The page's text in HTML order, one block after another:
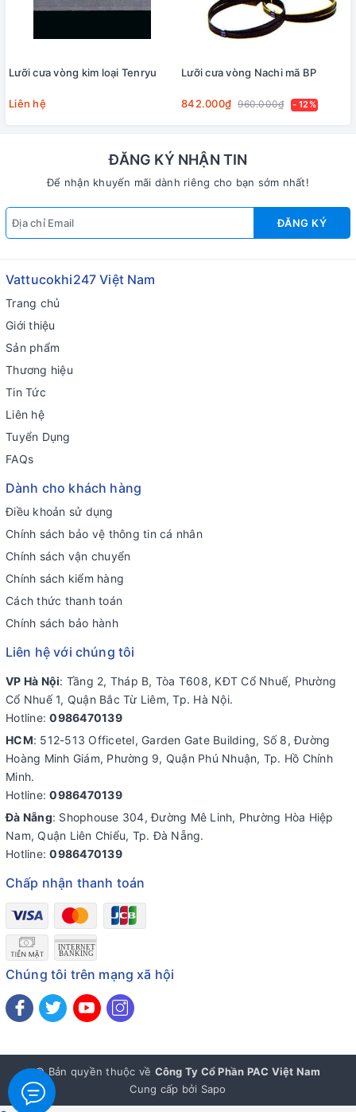
Lưỡi cưa vòng kim loại Tenryu
Liên hệ
Lưỡi cưa vòng Nachi mã BP
842.000₫ 960.000₫ - 12%
ĐĂNG KÝ NHẬN TIN
Để nhận khuyến mãi dành riêng cho bạn sớm nhất!
ĐĂNG KÝ
Vattucokhi247 Việt Nam
Trang chủ
Giới thiệu
Sản phẩm
Thương hiệu
Tin Tức
Liên hệ
Tuyển Dụng
FAQs
Dành cho khách hàng
Điều khoản sử dụng
Chính sách bảo vệ thông tin cá nhân
Chính sách vận chuyển
Chính sách kiểm hàng
Cách thức thanh toán
Chính sách bảo hành
Liên hệ với chúng tôi
VP Hà Nội: Tầng 2, Tháp B, Tòa T608, KĐT Cổ Nhuế, Phường
Cổ Nhuế 1, Quận Bắc Từ Liêm, Tp. Hà Nội.
Hotline:0986470139
HCM: 512-513 Officetel, Garden Gate Building, Số 8, Đường
Hoàng Minh Giám, Phường 9, Quận Phú Nhuận, Tp. Hồ Chính
Minh.
Hotline:0986470139
Đà Nẵng: Shophouse 304, Đường Mê Linh, Phường Hòa Hiệp
Nam, Quận Liên Chiểu, Tp. Đà Nẵng.
Hotline:0986470139
Chấp nhận thanh toán
Chúng tôi trên mạng xã hội
© Bản quyền thuộc về Công Ty Cổ Phần PAC Việt Nam
Cung cấp bởi Sapo